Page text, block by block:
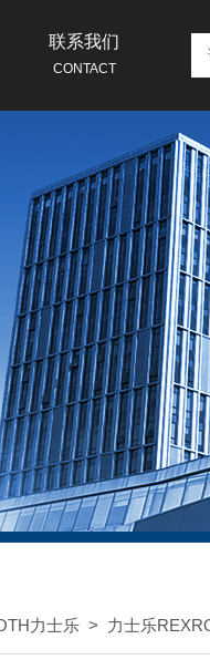
联系我们
CONTACT
力士乐 > 力士乐